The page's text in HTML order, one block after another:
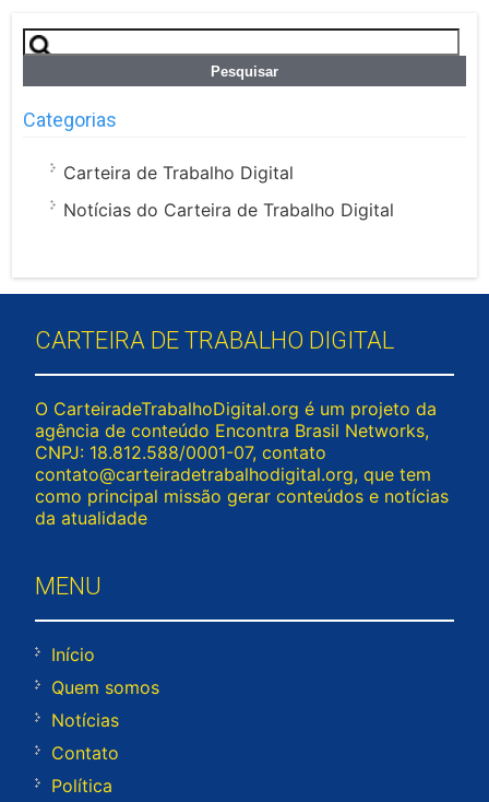
Pesquisar
por:
Categorias
Carteira de Trabalho Digital
Notícias do Carteira de Trabalho Digital
CARTEIRA DE TRABALHO DIGITAL
O CarteiradeTrabalhoDigital.org é um projeto da
agência de conteúdo Encontra Brasil Networks,
CNPJ: 18.812.588/0001-07, contato
contato@carteiradetrabalhodigital.org, que tem
como principal missão gerar conteúdos e notícias
da atualidade
MENU
Início
Quem somos
Notícias
Contato
Política